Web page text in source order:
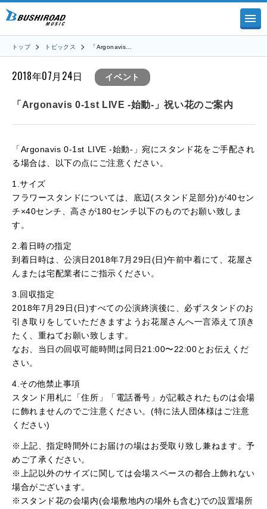
トップ トピックス 「Argonavis…
2018年07月24日 イベント
「Argonavis 0-1st LIVE -始動-」祝い花のご案内
「Argonavis 0-1st LIVE -始動-」宛にスタンド花をご手配され
る場合は、以下の点にご注意ください。
1.サイズ
フラワースタンドについては、底辺(スタンド足部分)が40セン
チ×40センチ、高さが180センチ以下のものでお願い致しま
す。
2.着日時の指定
到着日時は、公演日2018年7月29日(日)午前中着にて、花屋さ
んまたは宅配業者にご指示ください。
3.回収指定
2018年7月29日(日)すべての公演終演後に、必ずスタンドのお
引き取りをしていただきますようお花屋さんへ一言添えて頂き
たく、重ねてお願い致します。
なお、当日の回収可能時間は同日21:00〜22:00とお伝えくだ
さい。
4.その他禁止事項
スタンド用札に「住所」「電話番号」が記載されたものは会場
に飾れませんのでご注意ください。(特に法人団体様はご注意
ください)
※上記、指定時間外にお届けの場はお受取り致し兼ねます。予
めご了承ください。
※上記以外のサイズに関しては会場スペースの都合上飾れない
場合がございます。
※スタンド花の会場内(会場敷地内の場外も含む)での設置場所